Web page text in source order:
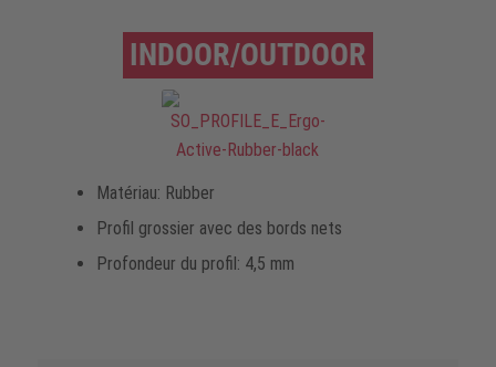
INDOOR/OUTDOOR
Matériau: Rubber
Profil grossier avec des bords nets
Profondeur du profil: 4,5 mm